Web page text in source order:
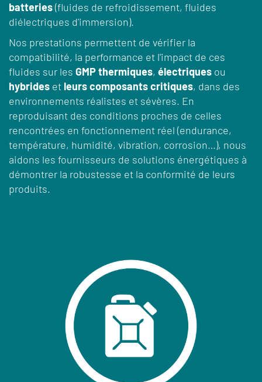
batteries(fluides de refroidissement, fluides
diélectriques d'immersion).
Nos prestations permettent de vérifier la
compatibilité, la performance et l'impact de ces
fluides sur les GMP thermiques, électriques ou
hybrides et leurs composants critiques, dans des
environnements réalistes et sévères. En
reproduisant des conditions proches de celles
rencontrées en fonctionnement réel (endurance,
température, humidité, vibration, corrosion…), nous
aidons les fournisseurs de solutions énergétiques à
démontrer la robustesse et la conformité de leurs
produits.